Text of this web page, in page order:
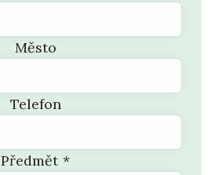
Město
Telefon
Předmět*